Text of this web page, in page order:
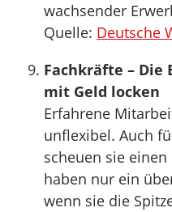
wachsender
Quelle: Deutsche
Fachkräfte – Die
mit Geld locken
Erfahrene
unflexibel. Auch
scheuen sie
haben nur ein
wenn sie die